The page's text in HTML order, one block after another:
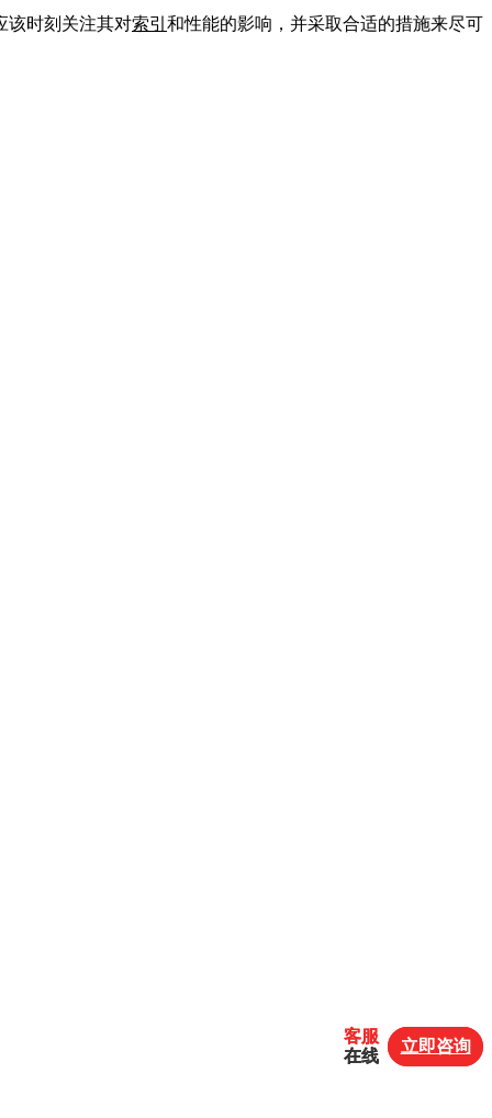
该时刻关注其对索引 和性能的影响，并采取合适的措施来尽可
客服
在线
立即咨询
客服
在线
立即咨询